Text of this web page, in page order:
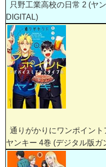
只野工業高校の日常 2 (ヤ
DIGITAL)
通りがかりにワンポイン
ヤンキー 4巻 (デジタル版